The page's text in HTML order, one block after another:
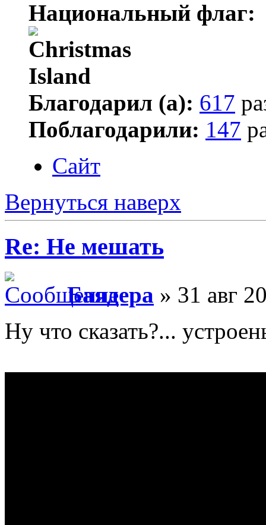
Национальный флаг:
Благодарил (а): 617
Поблагодарили: 147
Сайт
Вернуться наверх
Re: Не мешать
Баядера » 31 авг
Ну что сказать?...